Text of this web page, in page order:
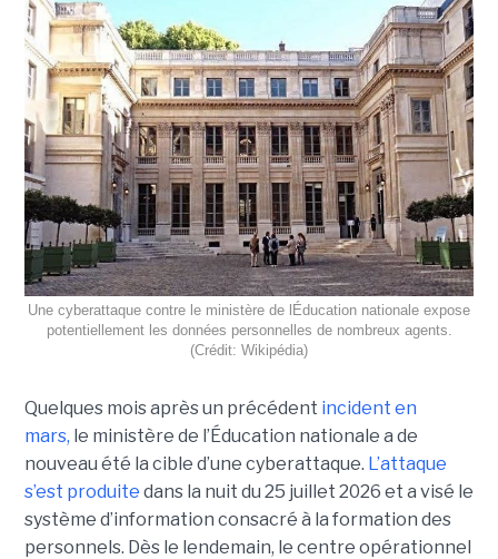
Une cyberattaque contre le ministère de lÉducation nationale expose
potentiellement les données personnelles de nombreux agents.
(Crédit: Wikipédia)
Quelques mois après un précédent incident en
mars, le ministère de l’Éducation nationale a de
nouveau été la cible d’une cyberattaque. L’attaque
s’est produite dans la nuit du 25 juillet 2026 et a visé le
système d’information consacré à la formation des
personnels. Dès le lendemain, le centre opérationnel